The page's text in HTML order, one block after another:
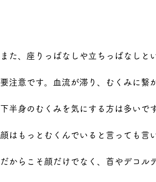
また、座りっぱなしや立ちっぱなしと
要注意です。血流が滞り、むくみに繋
下半身のむくみを気にする方は多いで
顔はもっとむくんでいると言っても言
だからこそ顔だけでなく、首やデコル